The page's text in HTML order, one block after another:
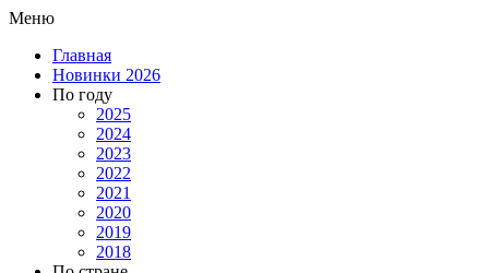
Меню
Главная
Новинки 2026
По году
2025
2024
2023
2022
2021
2020
2019
2018